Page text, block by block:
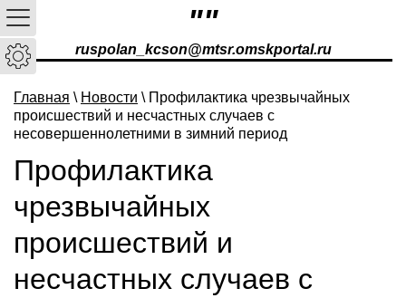
""
ruspolan_kcson@mtsr.omskportal.ru
Главная \ Новости \ Профилактика чрезвычайных
происшествий и несчастных случаев с
несовершеннолетними в зимний период
Профилактика
чрезвычайных
происшествий и
несчастных случаев с